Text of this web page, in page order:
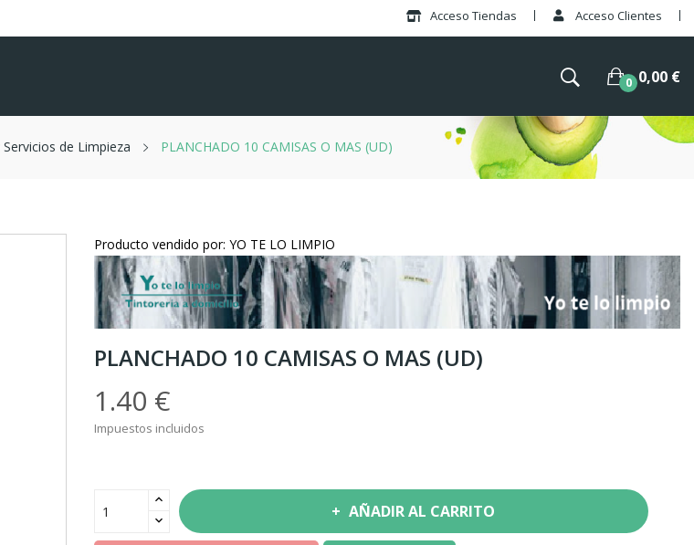
Acceso Clientes
Acceso Tiendas
0 0,00 €
de Limpieza PLANCHADO 10 CAMISAS O MAS (UD)
Producto vendido por: YO TE LO LIMPIO
PLANCHADO 10 CAMISAS O MAS (UD)
1.40 €
Impuestos incluidos
AÑADIR AL CARRITO